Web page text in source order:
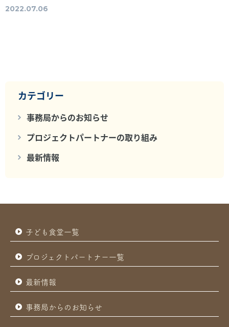
2022.07.06
カテゴリー
事務局からのお知らせ
プロジェクトパートナーの取り組み
最新情報
子ども食堂一覧
プロジェクトパートナー一覧
最新情報
事務局からのお知らせ